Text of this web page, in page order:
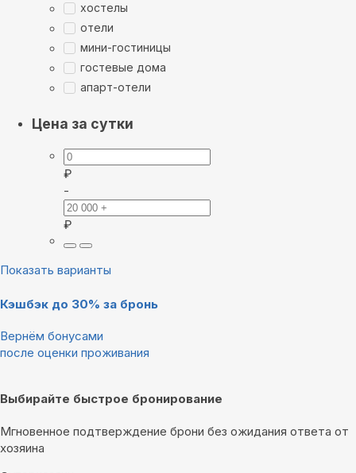
хостелы
отели
мини-гостиницы
гостевые дома
апарт-отели
Цена за сутки
₽
-
₽
Показать варианты
Кэшбэк до 30% за бронь
Вернём бонусами
после оценки проживания
Выбирайте быстрое бронирование
Мгновенное подтверждение брони без ожидания ответа от
хозяина